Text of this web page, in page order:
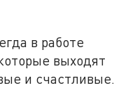
в работе
выходят
и счастливые.